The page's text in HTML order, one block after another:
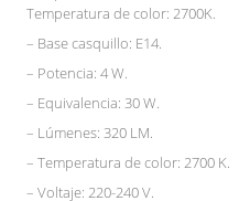
Temperatura de color: 2700K.
– Base casquillo: E14.
– Potencia: 4 W.
– Equivalencia: 30 W.
– Lúmenes: 320 LM.
– Temperatura de color: 2700 K.
– Voltaje: 220-240 V.